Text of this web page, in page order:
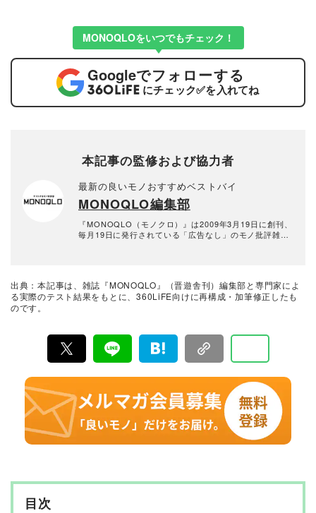
MONOQLOをいつでもチェック！
Googleでフォローする
にチェック✅を入れてね
本記事の監修および協力者
最新の良いモノおすすめベストバイ
MONOQLO編集部
『MONOQLO（モノクロ）』は2009年3月19日に創刊、
毎月19日に発行されている「広告なし」のモノ批評雑誌
に良いモノ」だけを厳選して紹介。編集長・山田和樹を
中心に、11名以上の編集体制で日々の検証・記事制作を
出典：本記事は、雑誌『MONOQLO』（晋遊舎刊）編集部と専門家によ
る実際のテスト結果をもとに、360LiFE向けに再構成・加筆修正したも
のです。
目次